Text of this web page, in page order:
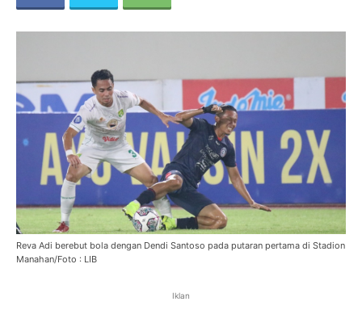
Reva Adi berebut bola dengan Dendi Santoso pada putaran pertama di Stadion
Manahan/Foto : LIB
Iklan